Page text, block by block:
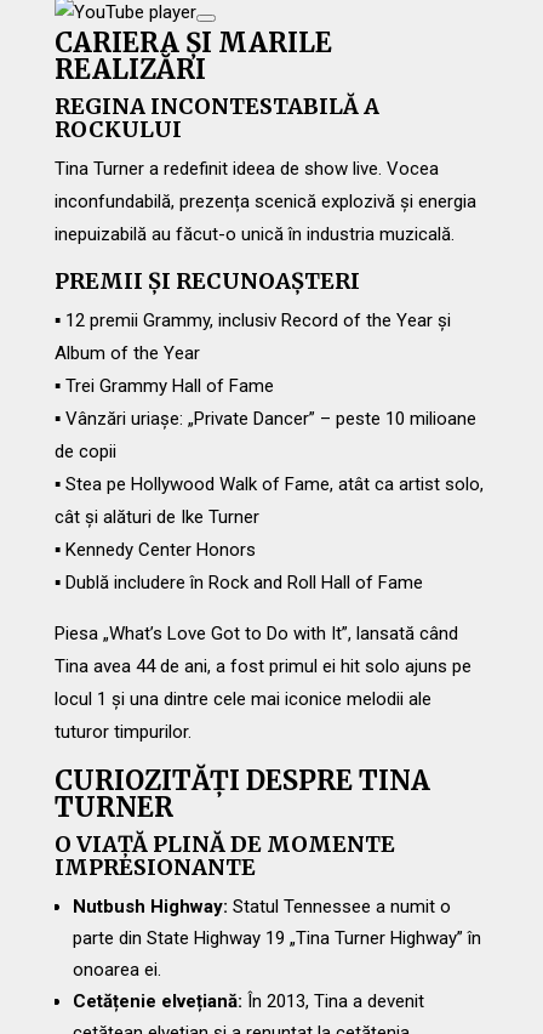
CARIERA ȘI MARILE
REALIZĂRI
REGINA INCONTESTABILĂ A
ROCKULUI
Tina Turner a redefinit ideea de show live. Vocea
inconfundabilă, prezența scenică explozivă și energia
inepuizabilă au făcut-o unică în industria muzicală.
PREMII ȘI RECUNOAȘTERI
▪ 12 premii Grammy, inclusiv Record of the Year și
Album of the Year
▪ Trei Grammy Hall of Fame
▪ Vânzări uriașe: „Private Dancer” – peste 10 milioane
de copii
▪ Stea pe Hollywood Walk of Fame, atât ca artist solo,
cât și alături de Ike Turner
▪ Kennedy Center Honors
▪ Dublă includere în Rock and Roll Hall of Fame
Piesa „What’s Love Got to Do with It”, lansată când
Tina avea 44 de ani, a fost primul ei hit solo ajuns pe
locul 1 și una dintre cele mai iconice melodii ale
tuturor timpurilor.
CURIOZITĂȚI DESPRE TINA
TURNER
O VIAȚĂ PLINĂ DE MOMENTE
IMPRESIONANTE
Nutbush Highway: Statul Tennessee a numit o
parte din State Highway 19 „Tina Turner Highway” în
onoarea ei.
Cetățenie elvețiană: În 2013, Tina a devenit